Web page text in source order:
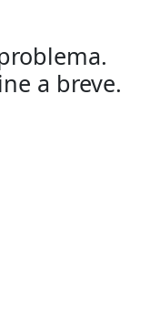
a breve.